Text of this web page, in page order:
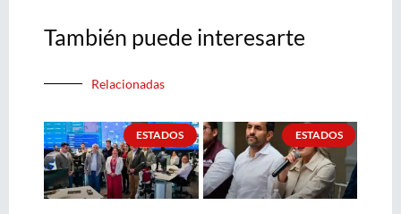
También puede interesarte
Relacionadas
ESTADOS ESTADOS